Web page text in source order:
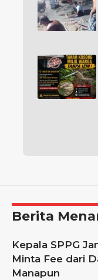
Berita
Kepala SPPG
Minta Fee dari
Manapun